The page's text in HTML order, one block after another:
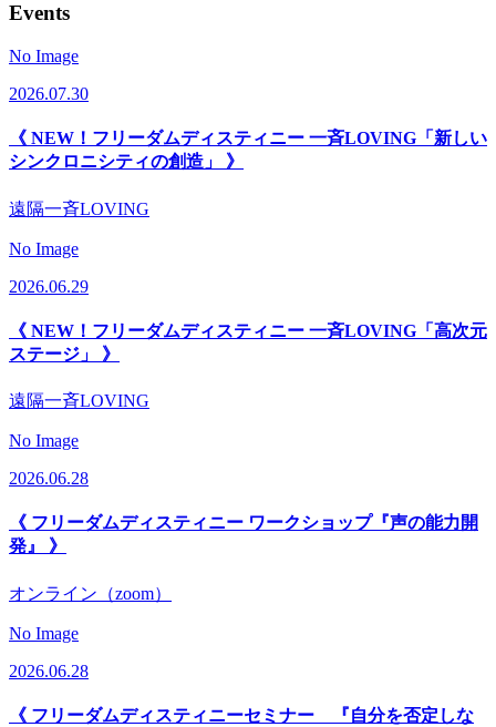
Events
No Image
2026.07.30
《 NEW！フリーダムディスティニー 一斉LOVING「新しい
シンクロニシティの創造」 》
遠隔一斉LOVING
No Image
2026.06.29
《 NEW！フリーダムディスティニー 一斉LOVING「高次元
ステージ」 》
遠隔一斉LOVING
No Image
2026.06.28
《 フリーダムディスティニー ワークショップ『声の能力開
発』 》
オンライン（zoom）
No Image
2026.06.28
《 フリーダムディスティニーセミナー 『自分を否定しな